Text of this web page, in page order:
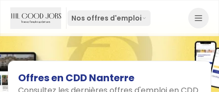
Nos offres d'emploi
Offresen CDDNanterre